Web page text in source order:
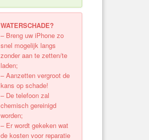
WATERSCHADE?
– Breng uw iPhone zo
snel mogelijk langs
zonder aan te zetten/te
laden;
– Aanzetten vergroot de
kans op schade!
– De telefoon zal
chemisch gereinigd
worden;
– Er wordt gekeken wat
de kosten voor reparatie